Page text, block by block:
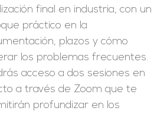
final en industria, con un
práctico en la
plazos y cómo
los problemas frecuentes.
acceso a dos sesiones en
a través de Zoom que te
profundizar en los